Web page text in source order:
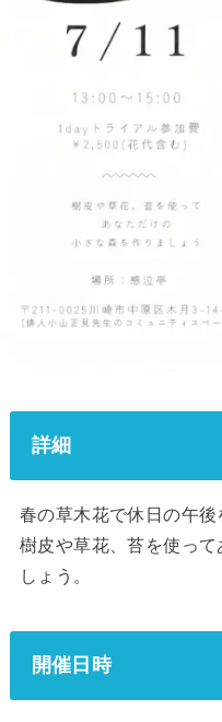
詳細
春の草木花で休日の午
樹皮や草花、苔を使っ
しょう。
開催日時